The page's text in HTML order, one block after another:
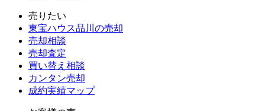
売りたい
東宝ハウス品川の売却
売却相談
売却査定
買い替え相談
カンタン売却
成約実績マップ